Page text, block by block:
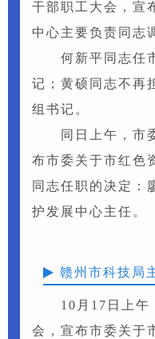
干部职工大会，宣
中心主要负责同志
何新平同志任
记；黄硕同志不再
组书记。
同日上午，市
布市委关于市红色
同志任职的决定：
护发展中心主任。
赣州市科技局
10月17日上午
会，宣布市委关于